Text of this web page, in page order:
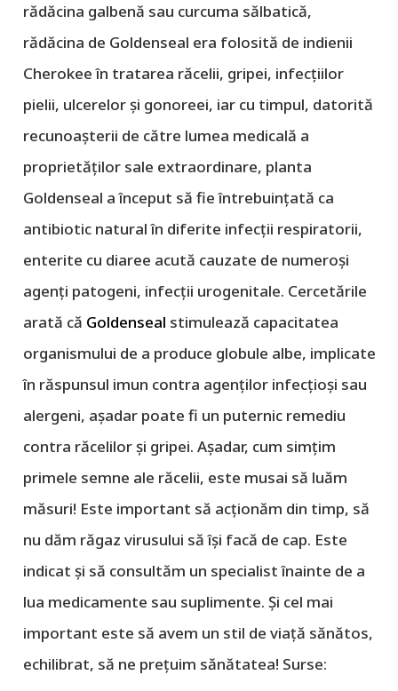
rădăcina galbenă sau curcuma sălbatică,
rădăcina de Goldenseal era folosită de indienii
Cherokee în tratarea răcelii, gripei, infecțiilor
pielii, ulcerelor și gonoreei, iar cu timpul, datorită
recunoașterii de către lumea medicală a
proprietăților sale extraordinare, planta
Goldenseal a început să fie întrebuințată ca
antibiotic natural în diferite infecții respiratorii,
enterite cu diaree acută cauzate de numeroși
agenți patogeni, infecții urogenitale. Cercetările
arată că Goldenseal stimulează capacitatea
organismului de a produce globule albe, implicate
în răspunsul imun contra agenților infecțioși sau
alergeni, așadar poate fi un puternic remediu
contra răcelilor și gripei. Așadar, cum simțim
primele semne ale răcelii, este musai să luăm
măsuri! Este important să acționăm din timp, să
nu dăm răgaz virusului să își facă de cap. Este
indicat și să consultăm un specialist înainte de a
lua medicamente sau suplimente. Și cel mai
important este să avem un stil de viață sănătos,
echilibrat, să ne prețuim sănătatea! Surse: